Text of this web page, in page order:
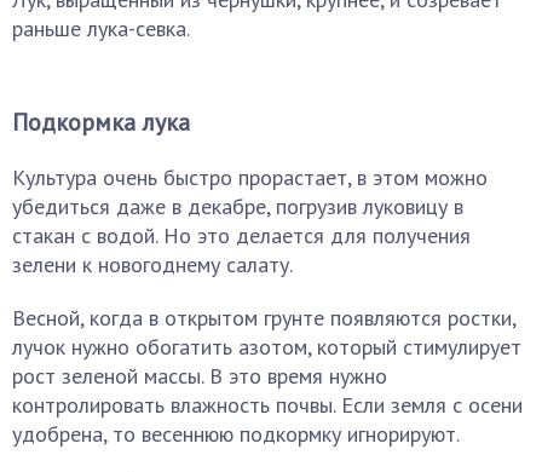
раньше лука-севка.
Подкормка лука
Культура очень быстро прорастает, в этом можно
убедиться даже в декабре, погрузив луковицу в
стакан с водой. Но это делается для получения
зелени к новогоднему салату.
Весной, когда в открытом грунте появляются ростки,
лучок нужно обогатить азотом, который стимулирует
рост зеленой массы. В это время нужно
контролировать влажность почвы. Если земля с осени
удобрена, то весеннюю подкормку игнорируют.